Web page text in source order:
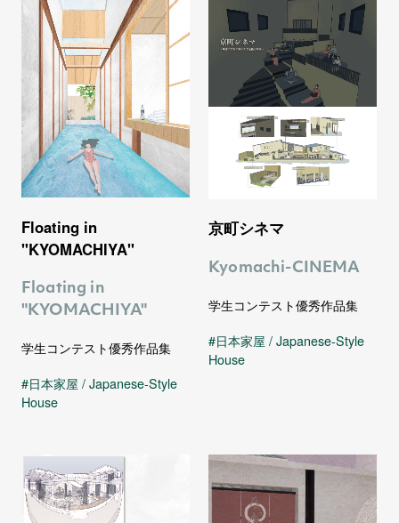
Floating in
"KYOMACHIYA"
Floating in
"KYOMACHIYA"
学生コンテスト優秀作品集
日本家屋 / Japanese-Style
House
京町シネマ
Kyomachi-CINEMA
学生コンテスト優秀作品集
日本家屋 / Japanese-Style
House